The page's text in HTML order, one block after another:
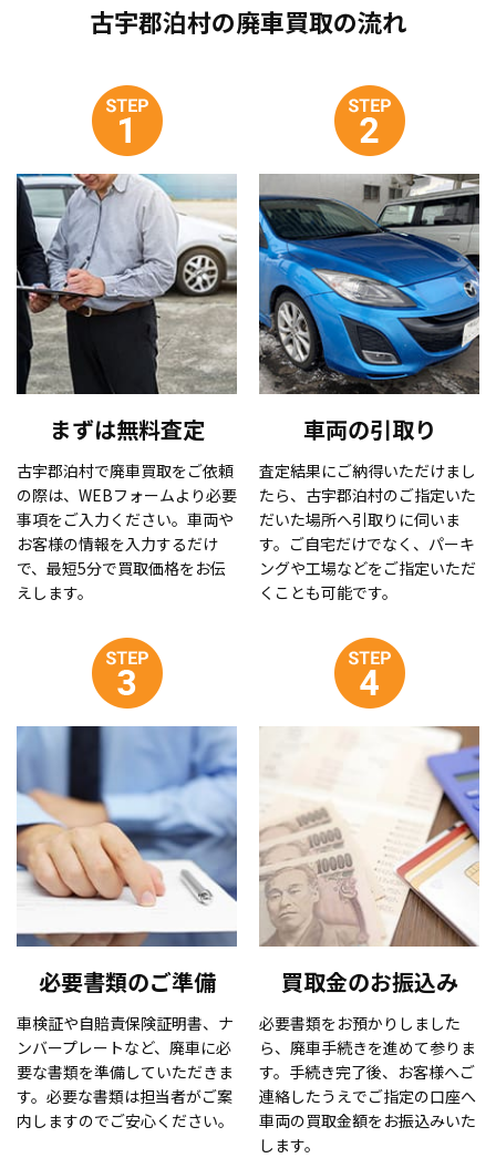
古宇郡泊村の廃車買取の流れ
まずは無料査定
古宇郡泊村で廃車買取をご依頼
の際は、WEBフォームより必要
事項をご入力ください。車両や
お客様の情報を入力するだけ
で、最短5分で買取価格をお伝
えします。
車両の引取り
査定結果にご納得いただけまし
たら、古宇郡泊村のご指定いた
だいた場所へ引取りに伺いま
す。ご自宅だけでなく、パーキ
ングや工場などをご指定いただ
くことも可能です。
必要書類のご準備
車検証や自賠責保険証明書、ナ
ンバープレートなど、廃車に必
要な書類を準備していただきま
す。必要な書類は担当者がご案
内しますのでご安心ください。
買取金のお振込み
必要書類をお預かりしました
ら、廃車手続きを進めて参りま
す。手続き完了後、お客様へご
連絡したうえでご指定の口座へ
車両の買取金額をお振込みいた
します。